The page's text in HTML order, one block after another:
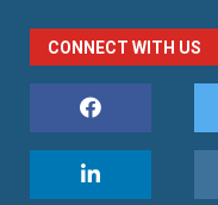
CONNECT WITH US